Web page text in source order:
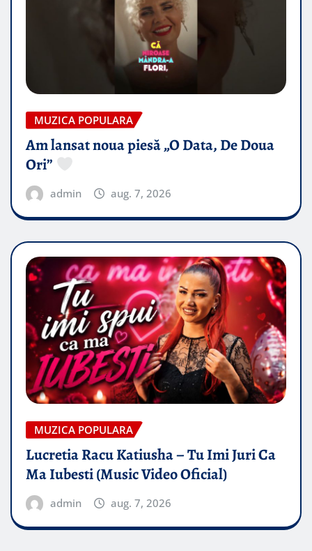
MUZICA POPULARA
Am lansat noua piesă „O Data, De Doua
Ori”
admin aug. 7, 2026
MUZICA POPULARA
Lucretia Racu Katiusha – Tu Imi Juri Ca
Ma Iubesti (Music Video Oficial)
admin aug. 7, 2026